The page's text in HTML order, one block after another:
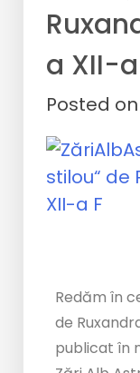
a XII-
Posted on
Redăm în
de
publicat în